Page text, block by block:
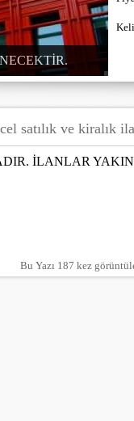
satılık ve kiralık
İLANLAR
Bu Yazı 187 kez